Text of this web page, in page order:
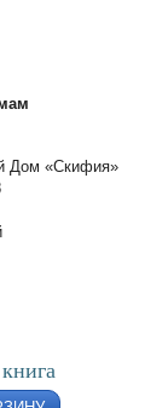
Дом «Скифия»